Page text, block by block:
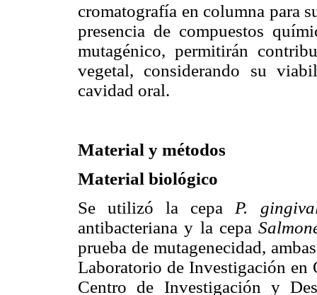
cromatografía en columna para
presencia de compuestos
mutagénico, permitirán
vegetal, considerando su
cavidad oral.
Material y métodos
Material biológico
Se utilizó la cepa P.
antibacteriana y la cepa
prueba de mutagenecidad,
Laboratorio de Investigación en
Centro de Investigación y